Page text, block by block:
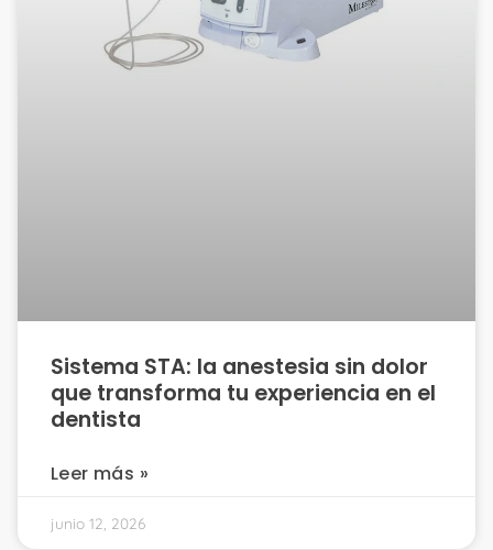
Sistema STA: la anestesia sin dolor
que transforma tu experiencia en el
dentista
Leer más »
junio 12, 2026